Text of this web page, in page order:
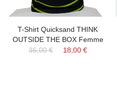
T-Shirt Quicksand THINK
OUTSIDE THE BOX Femme
36,00 €
18,00 €